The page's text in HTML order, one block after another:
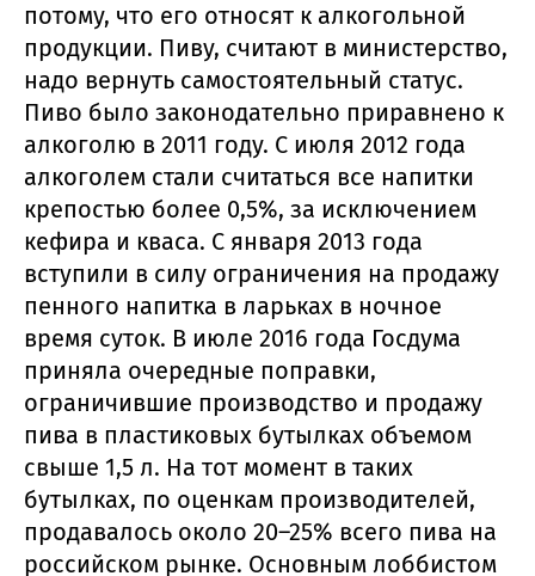
потому, что его относят к алкогольной
продукции. Пиву, считают в министерство,
надо вернуть самостоятельный статус.
Пиво было законодательно приравнено к
алкоголю в 2011 году. С июля 2012 года
алкоголем стали считаться все напитки
крепостью более 0,5%, за исключением
кефира и кваса. С января 2013 года
вступили в силу ограничения на продажу
пенного напитка в ларьках в ночное
время суток. В июле 2016 года Госдума
приняла очередные поправки,
ограничившие производство и продажу
пива в пластиковых бутылках объемом
свыше 1,5 л. На тот момент в таких
бутылках, по оценкам производителей,
продавалось около 20–25% всего пива на
российском рынке. Основным лоббистом